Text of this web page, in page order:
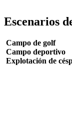
Escenarios
Campo de golf
Campo deportivo
Explotación de